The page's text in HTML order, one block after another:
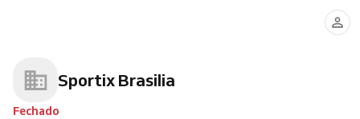
Sportix Brasilia
Fechado